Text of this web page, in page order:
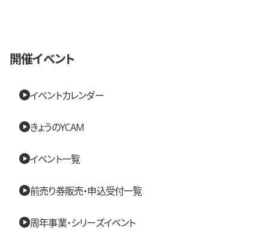
開催イベント
イベントカレンダー
きょうのYCAM
イベント一覧
前売り券販売・申込受付一覧
周年事業・シリーズイベント